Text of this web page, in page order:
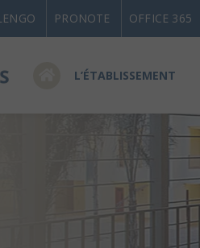
PRONOTE OFFICE 365
L’ÉTABLISSEMENT